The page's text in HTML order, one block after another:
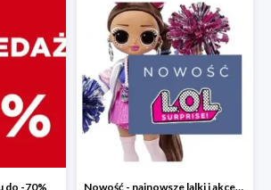
do -70% Nowość - najnowsze lalki i akcesoria L.O.L. w 5.10.15 do -45%